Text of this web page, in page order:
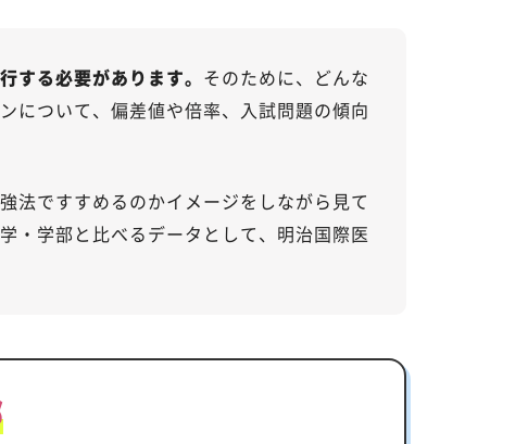
する必要があります。 そのために、どんな
について、偏差値や倍率、入試問題の傾向
法ですすめるのかイメージをしながら見て
・学部と比べるデータとして、明治国際医